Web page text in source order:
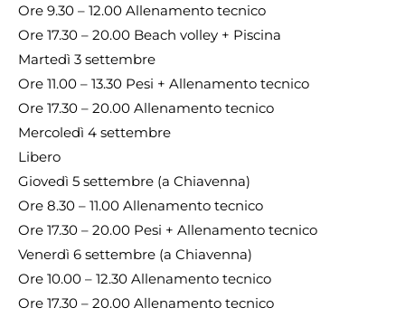
Ore 9.30 – 12.00 Allenamento tecnico
Ore 17.30 – 20.00 Beach volley + Piscina
Martedì 3 settembre
Ore 11.00 – 13.30 Pesi + Allenamento tecnico
Ore 17.30 – 20.00 Allenamento tecnico
Mercoledì 4 settembre
Libero
Giovedì 5 settembre (a Chiavenna)
Ore 8.30 – 11.00 Allenamento tecnico
Ore 17.30 – 20.00 Pesi + Allenamento tecnico
Venerdì 6 settembre (a Chiavenna)
Ore 10.00 – 12.30 Allenamento tecnico
Ore 17.30 – 20.00 Allenamento tecnico